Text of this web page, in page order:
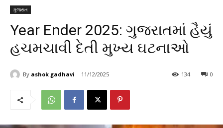
ગુજરાત
Year Ender 2025: ગુજરાતમાં હૈયું
હચમચાવી દેતી મુખ્ય ઘટનાઓ
By ashok gadhavi 11/12/2025 0
134